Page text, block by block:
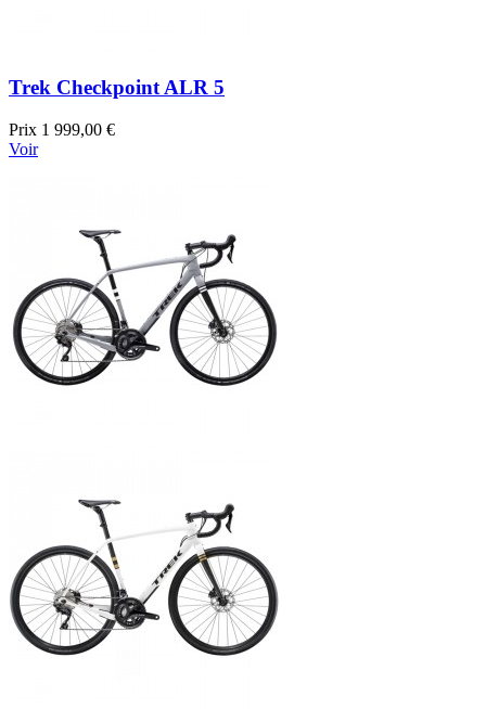
Trek Checkpoint ALR 5
Prix 1 999,00 €
Voir